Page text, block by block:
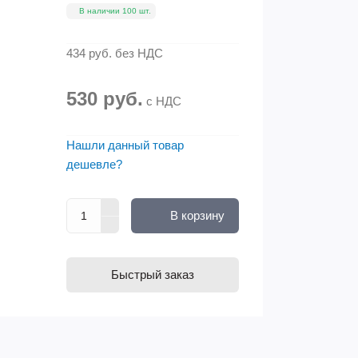
В наличии 100 шт.
434 руб. без НДС
530 руб. с НДС
Нашли данный товар
дешевле?
В корзину
Быстрый заказ